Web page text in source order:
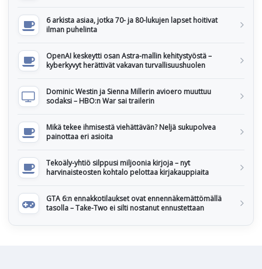
6 arkista asiaa, jotka 70- ja 80-lukujen lapset hoitivat
ilman puhelinta
OpenAI keskeytti osan Astra-mallin kehitystyöstä –
kyberkyvyt herättivät vakavan turvallisuushuolen
Dominic Westin ja Sienna Millerin avioero muuttuu
sodaksi – HBO:n War sai trailerin
Mikä tekee ihmisestä viehättävän? Neljä sukupolvea
painottaa eri asioita
Tekoäly-yhtiö silppusi miljoonia kirjoja – nyt
harvinaisteosten kohtalo pelottaa kirjakauppiaita
GTA 6:n ennakkotilaukset ovat ennennäkemättömällä
tasolla – Take-Two ei silti nostanut ennustettaan